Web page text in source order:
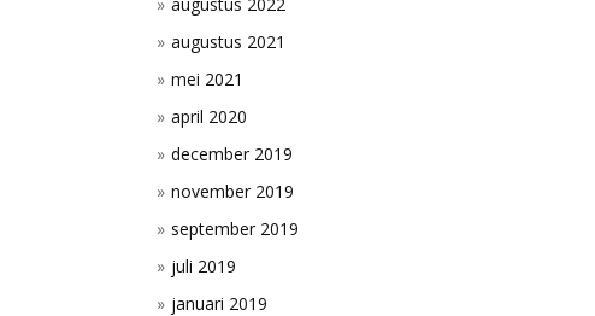
augustus 2021
mei 2021
april 2020
december 2019
november 2019
september 2019
juli 2019
januari 2019